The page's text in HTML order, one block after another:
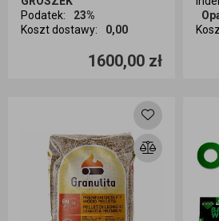
Podatek:
23%
Koszt dostawy: 0,00
1600,00 zł
Ilość sztuk